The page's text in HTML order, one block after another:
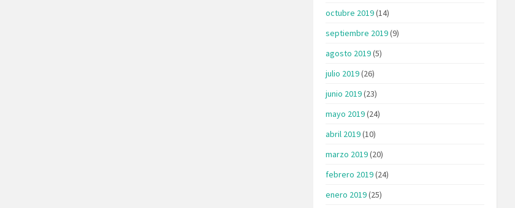
octubre 2019(14)
septiembre 2019(9)
agosto 2019(5)
julio 2019(26)
junio 2019(23)
mayo 2019(24)
abril 2019(10)
marzo 2019(20)
febrero 2019(24)
enero 2019(25)